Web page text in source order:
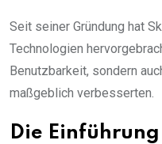
Seit seiner Gründung hat
Technologien
Benutzbarkeit, sondern
maßgeblich verbesserten.
Die